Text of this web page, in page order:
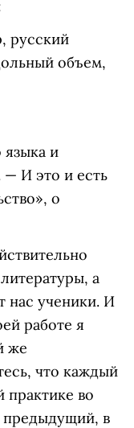
русский
объем,
и
— И это и есть
о
а
нас ученики. И
работе я
же
что каждый
практике во
предыдущий, в